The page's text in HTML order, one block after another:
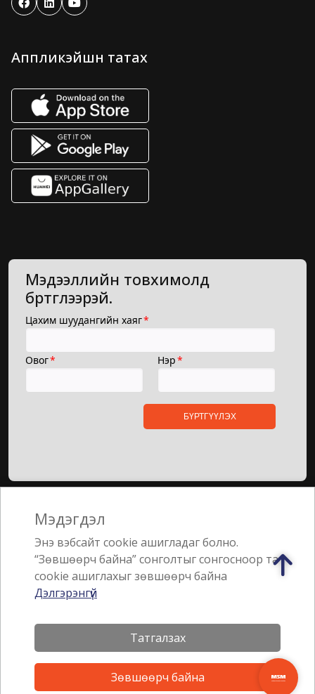
Аппликэйшн татах
Мэдээллийн товхимолд
бүртгүүлээрэй.
Нууцлалын бодлого
Санал, хүсэлт
Jebsen & Jessen Группийн гишүүн
Мэдэгдэл
Энэ вэбсайт cookie ашигладаг болно.
“Зөвшөөрч байна” сонголтыг сонгосноор та
cookie ашиглахыг зөвшөөрч байна
Дэлгэрэнгүй
Татгалзах
Зөвшөөрч байна